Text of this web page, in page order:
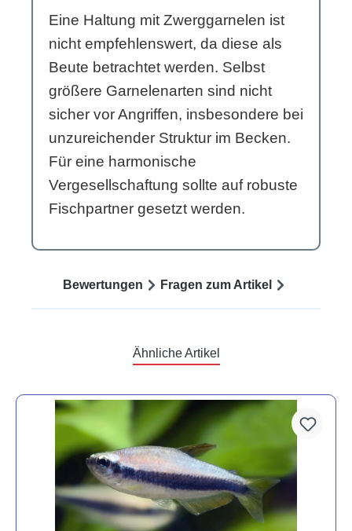
Eine Haltung mit Zwerggarnelen ist
nicht empfehlenswert, da diese als
Beute betrachtet werden. Selbst
größere Garnelenarten sind nicht
sicher vor Angriffen, insbesondere bei
unzureichender Struktur im Becken.
Für eine harmonische
Vergesellschaftung sollte auf robuste
Fischpartner gesetzt werden.
Bewertungen Fragen zum Artikel
Ähnliche Artikel